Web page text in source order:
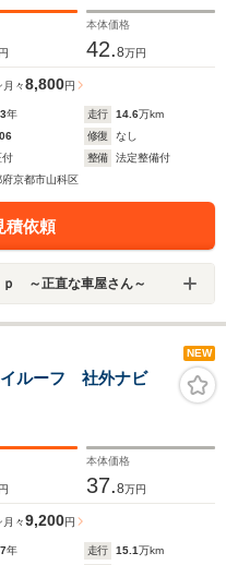
本体価格
42.8万円
月々8,800円
年 走行 14.6万km
修復
なし
付 整備
法定整備付
府京都市山科区
積依頼
～正直な車屋さん～
NEW
イルーフ 社外ナビ
本体価格
37.8万円
月々9,200円
年 走行 15.1万km